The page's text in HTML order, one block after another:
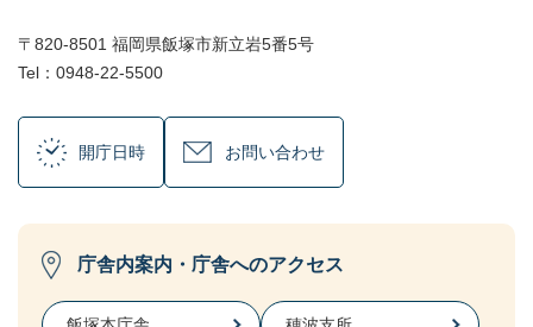
〒820-8501 福岡県飯塚市新立岩5番5号
Tel：0948-22-5500
開庁日時 お問い合わせ
庁舎内案内・庁舎へのアクセス